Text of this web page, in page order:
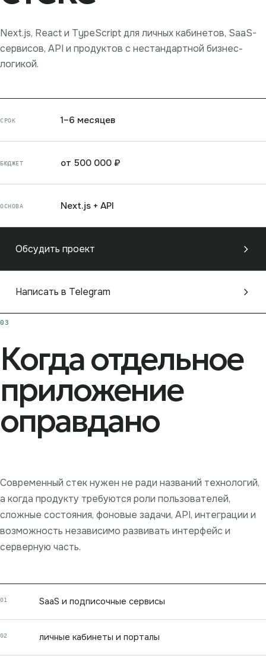
Next.js, React и TypeScript для личных кабинетов, SaaS-
сервисов, API и продуктов с нестандартной бизнес-
логикой.
СРОК 1–6 месяцев
БЮДЖЕТ от 500 000 ₽
ОСНОВА Next.js + API
Обсудить проект
Написать в Telegram
03
Когда отдельное
приложение
оправдано
Современный стек нужен не ради названий технологий,
а когда продукту требуются роли пользователей,
сложные состояния, фоновые задачи, API, интеграции и
возможность независимо развивать интерфейс и
серверную часть.
01 SaaS и подписочные сервисы
02 личные кабинеты и порталы